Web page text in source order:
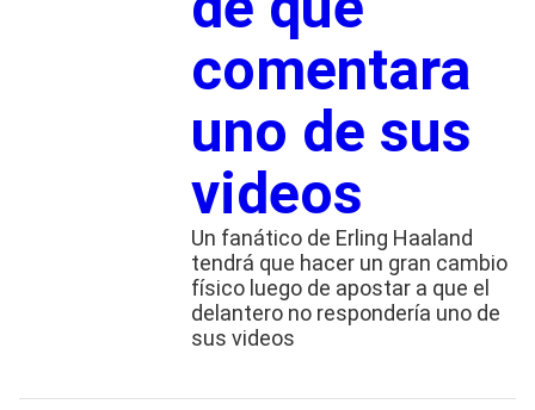
comentara
uno de sus
videos
Un fanático de Erling Haaland
tendrá que hacer un gran cambio
físico luego de apostar a que el
delantero no respondería uno de
sus videos